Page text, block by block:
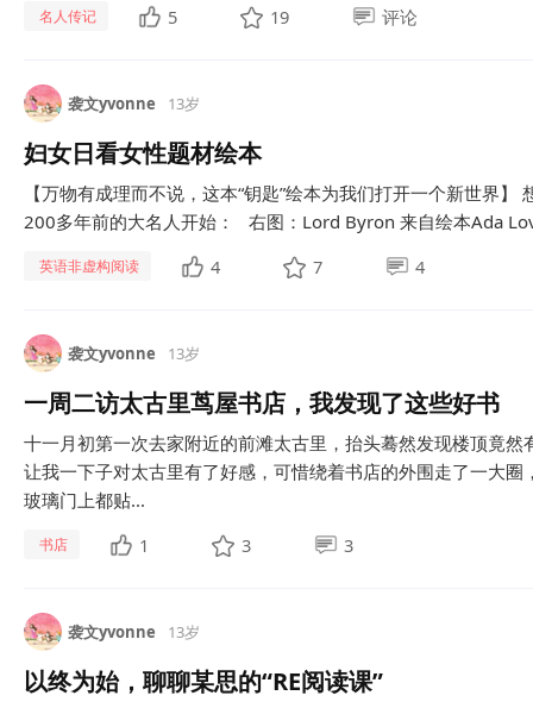
名人传记 5 19 评论
袭文yvonne 13岁
妇女日看女性题材绘本
【万物有成理而不说，这本“钥匙”绘本为我们打开一个新世界
200多年前的大名人开始： 右图：Lord Byron 来自绘本Ada
英语非虚构阅读 4 7 4
袭文yvonne 13岁
一周二访太古里茑屋书店，我发现了这些好书
十一月初第一次去家附近的前滩太古里，抬头蓦然发现楼顶竟
让我一下子对太古里有了好感，可惜绕着书店的外围走了一大
玻璃门上都贴...
书店 1 3 3
袭文yvonne 13岁
以终为始，聊聊某思的“RE阅读课”